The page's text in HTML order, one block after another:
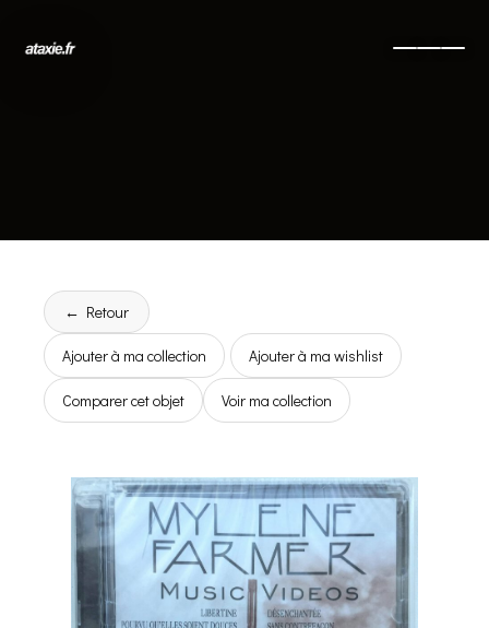
← Retour
Ajouter à ma collection Ajouter à ma wishlist
Comparer cet objet Voir ma collection